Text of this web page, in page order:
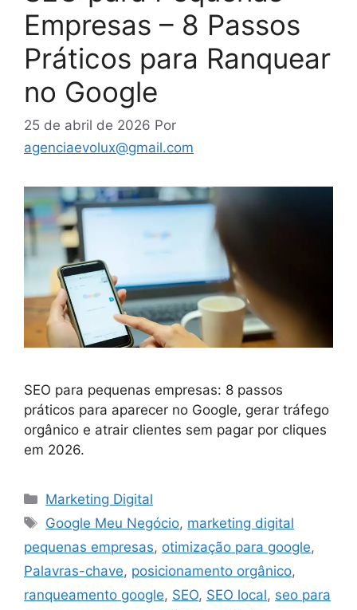
Empresas – 8 Passos
Práticos para Ranquear
no Google
25 de abril de 2026 Por
agenciaevolux@gmail.com
SEO para pequenas empresas: 8 passos
práticos para aparecer no Google, gerar tráfego
orgânico e atrair clientes sem pagar por cliques
em 2026.
Categorias
Marketing Digital
Tags
Google Meu Negócio, marketing digital
pequenas empresas, otimização para google,
Palavras-chave, posicionamento orgânico,
ranqueamento google, SEO, SEO local, seo para